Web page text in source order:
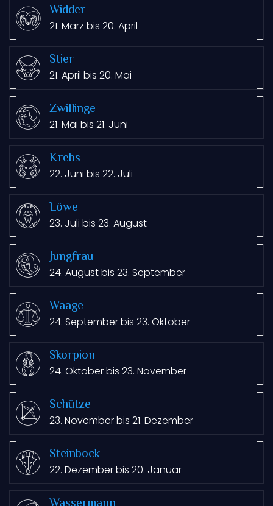
Widder
21. März bis 20. April
Stier
21. April bis 20. Mai
Zwillinge
21. Mai bis 21. Juni
Krebs
22. Juni bis 22. Juli
Löwe
23. Juli bis 23. August
Jungfrau
24. August bis 23. September
Waage
24. September bis 23. Oktober
Skorpion
24. Oktober bis 23. November
Schütze
23. November bis 21. Dezember
Steinbock
22. Dezember bis 20. Januar